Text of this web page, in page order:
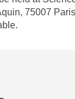
75007